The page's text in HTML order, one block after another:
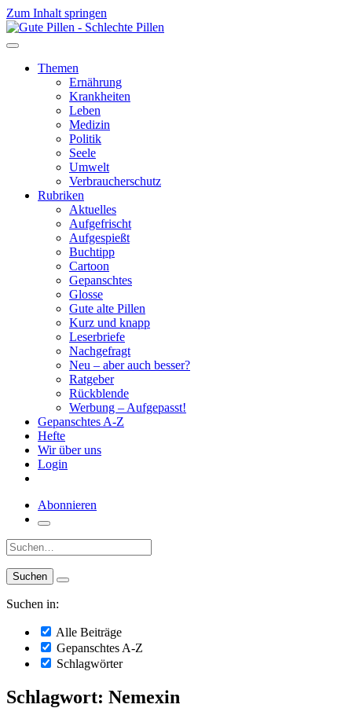
Zum Inhalt springen
Themen
Ernährung
Krankheiten
Leben
Medizin
Politik
Seele
Umwelt
Verbraucherschutz
Rubriken
Aktuelles
Aufgefrischt
Aufgespießt
Buchtipp
Cartoon
Gepanschtes
Glosse
Gute alte Pillen
Kurz und knapp
Leserbriefe
Nachgefragt
Neu – aber auch besser?
Ratgeber
Rückblende
Werbung – Aufgepasst!
Gepanschtes A-Z
Hefte
Wir über uns
Login
Abonnieren
Suche:
Suchen in:
Alle Beiträge
Gepanschtes A-Z
Schlagwörter
Schlagwort: Nemexin